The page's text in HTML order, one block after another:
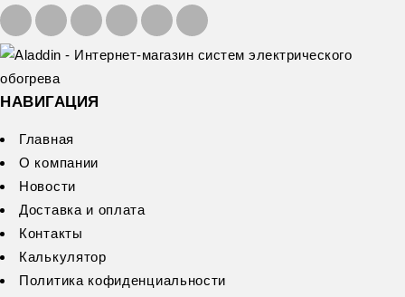
НАВИГАЦИЯ
Главная
О компании
Новости
Доставка и оплата
Контакты
Калькулятор
Политика кофиденциальности